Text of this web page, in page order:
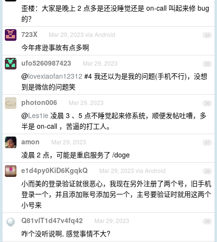
歪楼：大家是晚上 2 点多是还没睡觉还是 on-call 叫起来修 bug
的？
34
723X Mar 29, 2023 via Android
今年疼逊事故有点多啊
35
ufo5260987423 Mar 29, 2023
@lovexiaofan12312 #4 我还以为是我的问题(手机不行)，没想
到是微信的问题笑
36
photon006 Mar 29, 2023
@Les1ie 凌晨 3 、5 点不睡觉起来修系统，顺便发帖吐嘈，多
半是 on-call ，苦逼的打工人。
37
amon Mar 29, 2023
凌晨 2 点，可能是重启服务了 /doge
38
e1d4py0KiD6KgqkQ Mar 29, 2023 via Android
小而美的登录验证就很恶心，我现在另外注册了两个号，旧手机
登录一个，并且添加账号添加另一个，主号要验证时就用这两个
小号来
39
Q81vlT1d47v4fq42 Mar 29, 2023
咋个没听说啊, 感觉事情不大?